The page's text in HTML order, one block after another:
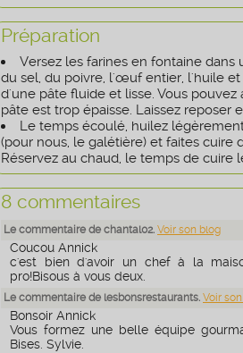
Préparation
Versez les farines en fontaine dans
du sel, du poivre, l'œuf entier, l'huile
d'une pâte fluide et lisse. Vous
pâte est trop épaisse. Laissez reposer
Le temps écoulé, huilez
(pour nous, le galétière) et faites cuire
Réservez au chaud, le temps de cuire
8 commentaires
Le commentaire de chantal02. Voir son blog
Coucou Annick
c'est bien d'avoir un chef à la
pro!Bisous à vous deux.
Le commentaire de lesbonsrestaurants. Voir
Bonsoir Annick
Vous formez une belle équipe
Bises. Sylvie.